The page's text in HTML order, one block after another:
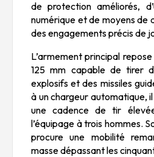
de protection améliorés,
numérique et de moyens
des engagements précis de
L’armement principal
125 mm capable de tirer
explosifs et des missiles
à un chargeur automatique,
une cadence de tir
l’équipage à trois hommes.
procure une mobilité
masse dépassant les